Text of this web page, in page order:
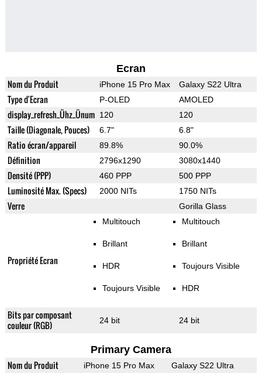
Ecran
Nom du Produit iPhone 15 Pro Max Galaxy S22 Ultra
Type d'Ecran P-OLED AMOLED
display_refresh_Ühz_Ünum 120 120
Taille (Diagonale, Pouces) 6.7" 6.8"
Ratio écran/appareil 89.8% 90.0%
Définition 2796x1290 3080x1440
Densité (PPP) 460 PPP 500 PPP
Luminosité Max. (Specs) 2000 NITs 1750 NITs
Verre Gorilla Glass
Propriété Ecran
Multitouch
Brillant
HDR
Toujours Visible
Multitouch
Brillant
Toujours Visible
HDR
Bits par composant
couleur (RGB)
24 bit 24 bit
Primary Camera
Nom du Produit iPhone 15 Pro Max Galaxy S22 Ultra